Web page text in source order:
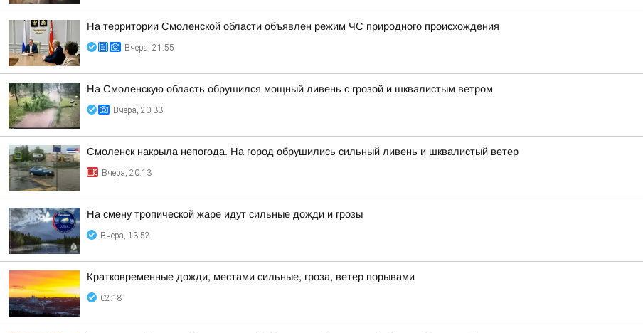
На территории Смоленской области объявлен режим ЧС природного происхождения
Вчера, 21:55
На Смоленскую область обрушился мощный ливень с грозой и шквалистым ветром
Вчера, 20:33
Смоленск накрыла непогода. На город обрушились сильный ливень и шквалистый ветер
Вчера, 20:13
На смену тропической жаре идут сильные дожди и грозы
Вчера, 13:52
Кратковременные дожди, местами сильные, гроза, ветер порывами
02:18